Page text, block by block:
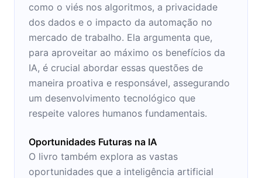
como o viés nos algoritmos, a privacidade
dos dados e o impacto da automação no
mercado de trabalho. Ela argumenta que,
para aproveitar ao máximo os benefícios da
IA, é crucial abordar essas questões de
maneira proativa e responsável, assegurando
um desenvolvimento tecnológico que
respeite valores humanos fundamentais.
Oportunidades Futuras na IA
O livro também explora as vastas
oportunidades que a inteligência artificial